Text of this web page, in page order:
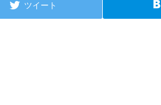
ツイート